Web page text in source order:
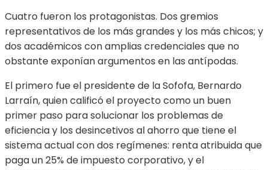
Cuatro fueron los protagonistas. Dos gremios
representativos de los más grandes y los más chicos; y
dos académicos con amplias credenciales que no
obstante exponían argumentos en las antípodas.
El primero fue el presidente de la Sofofa, Bernardo
Larraín, quien calificó el proyecto como un buen
primer paso para solucionar los problemas de
eficiencia y los desincetivos al ahorro que tiene el
sistema actual con dos regímenes: renta atribuida que
paga un 25% de impuesto corporativo, y el